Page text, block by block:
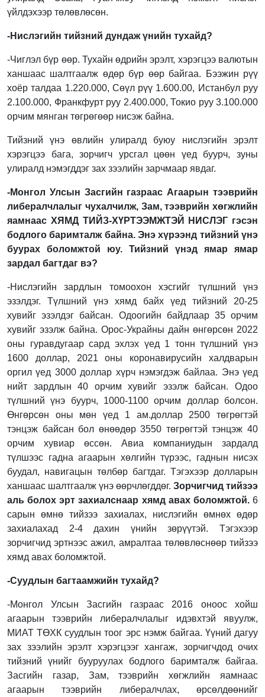
үйлдэхээр төлөвлөсөн.
-Нислэгийн тийзний дундаж үнийн тухайд?
-Чиглэл бүр өөр. Тухайн өдрийн эрэлт, хэрэгцээ валютын
ханшаас шалтгаалж өдөр бүр өөр байгаа. Бээжин рүү
хоёр талдаа 1.220.000, Сөүл рүү 1.600.00, Истанбул руу
2.100.000, Франкфурт руу 2.400.000, Токио руу 3.100.000
орчим мянган төгрөгөөр нисэж байна.
Тийзний үнэ өвлийн улиралд буюу нислэгийн эрэлт
хэрэгцээ бага, зорчигч урсгал цөөн үед буурч, зуны
улиралд нэмэгддэг зах зээлийн зарчмаар явдаг.
-Монгол Улсын Засгийн газраас Агаарын тээврийн
либералчлалыг чухалчилж, Зам, тээврийн хөгжлийн
яамнаас ХЯМД ТИЙЗ-ХҮРТЭЭМЖТЭЙ НИСЛЭГ гэсэн
бодлого баримталж байна. Энэ хүрээнд тийзний үнэ
буурах боломжтой юу. Тийзний үнэд ямар ямар
зардал багтдаг вэ?
-Нислэгийн зардлын томоохон хэсгийг түлшний үнэ
эзэлдэг. Түлшний үнэ хямд байх үед тийзний 20-25
хувийг эзэлдэг байсан. Одоогийн байдлаар 35 орчим
хувийг эзэлж байна. Орос-Украйны дайн өнгөрсөн 2022
оны гуравдугаар сард эхлэх үед 1 тонн түлшний үнэ
1600 доллар, 2021 оны коронавирусийн халдварын
оргил үед 3000 доллар хүрч нэмэгдэж байлаа. Энэ үед
нийт зардлын 40 орчим хувийг эзэлж байсан. Одоо
түлшний үнэ буурч, 1000-1100 орчим доллар болсон.
Өнгөрсөн оны мөн үед 1 ам.доллар 2500 төгрөгтэй
тэнцэж байсан бол өнөөдөр 3550 төгрөгтэй тэнцэж 40
орчим хувиар өссөн. Авиа компаниудын зардалд
түлшээс гадна агаарын хөлгийн түрээс, гаднын нисэх
буудал, навигацын төлбөр багтдаг. Тэгэхээр долларын
ханшаас шалтгаалж үнэ өөрчлөгддөг. Зорчигчид тийзээ
аль болох эрт захиалснаар хямд авах боломжтой. 6
сарын өмнө тийзээ захиалах, нислэгийн өмнөх өдөр
захиалахад 2-4 дахин үнийн зөрүүтэй. Тэгэхээр
зорчигчид эртнээс ажил, амралтаа төлөвлөснөөр тийзээ
хямд авах боломжтой.
-Суудлын багтаамжийн тухайд?
-Монгол Улсын Засгийн газраас 2016 оноос хойш
агаарын тээврийн либералчлалыг идэвхтэй явуулж,
МИАТ ТӨХК суудлын тоог эрс нэмж байгаа. Үүний дагуу
зах зээлийн эрэлт хэрэгцээг хангаж, зорчигчдод очих
тийзний үнийг бууруулах бодлого баримталж байгаа.
Засгийн газар, Зам, тээврийн хөгжлийн яамнаас
агаарын тээврийн либералчлах, өрсөлдөөнийг